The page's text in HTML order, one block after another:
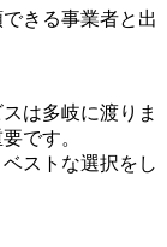
きる事業者と出
は多岐に渡りま
です。
ストな選択をし